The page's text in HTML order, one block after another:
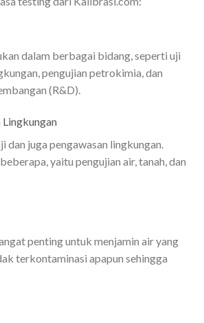
dalam berbagai bidang, seperti uji
pengujian petrokimia, dan
(R&D).
Lingkungan
dan juga pengawasan lingkungan.
yaitu pengujian air, tanah, dan
penting untuk menjamin air yang
terkontaminasi apapun sehingga